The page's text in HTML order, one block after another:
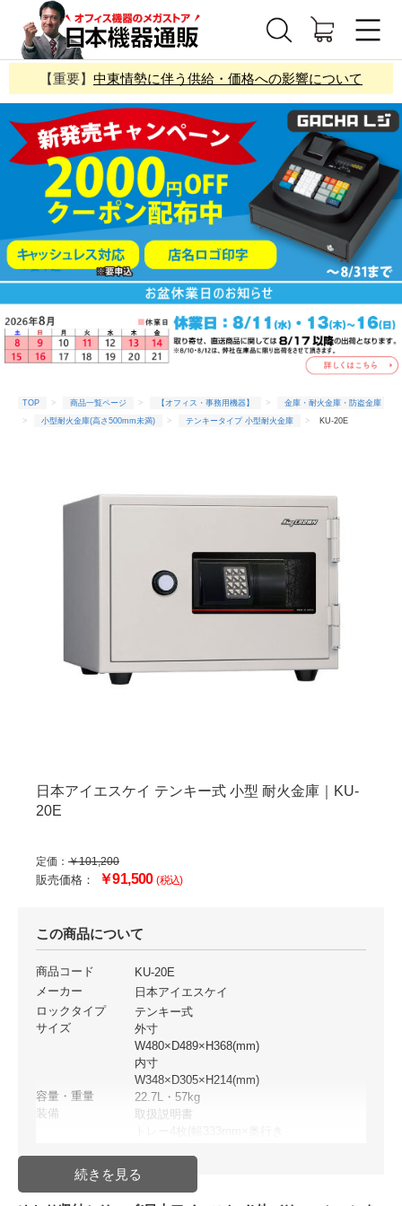
【重要】 中東情勢に伴う供給・価格への影響について
TOP 商品一覧ページ 【オフィス・事務用機器】
金庫・耐火金庫・防盗金庫
小型耐火金庫(高さ500mm未満)
テンキータイプ 小型耐火金庫 KU-20E
商品一覧ページ 【オフィス・事務用機器】
金庫・耐火金庫・防盗金庫
日本アイエスケイ テンキー式 小型 耐火金庫｜KU-
20E
定価： ￥101,200
販売価格： ￥91,500(税込)
この商品について
商品コード
KU-20E
メーカー
日本アイエスケイ
ロックタイプ
テンキー式
サイズ
外寸
W480×D489×H368(mm)
内寸
W348×D305×H214(mm)
容量・重量
22.7L・57kg
装備
取扱説明書
用)